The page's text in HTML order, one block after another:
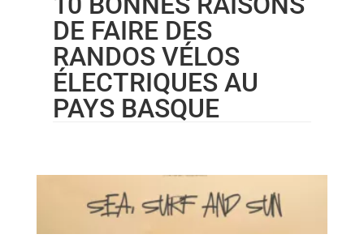
DE FAIRE DES
RANDOS VÉLOS
ÉLECTRIQUES AU
PAYS BASQUE